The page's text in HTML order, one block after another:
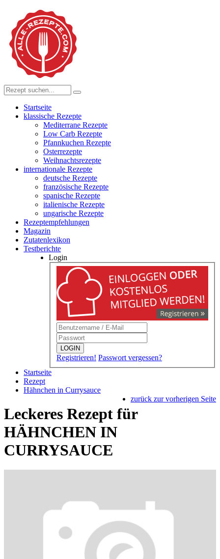
Startseite
klassische Rezepte
Mediterrane Rezepte
Low Carb Rezepte
Pfannkuchen Rezepte
Osterrezepte
Weihnachtsrezepte
internationale Rezepte
deutsche Rezepte
französische Rezepte
spanische Rezepte
italienische Rezepte
ungarische Rezepte
Rezeptempfehlungen
Magazin
Zutatenlexikon
Testberichte
Login
LOGIN
Registrieren! Passwort vergessen?
Startseite
Rezept
Hähnchen in Currysauce
zurück zur vorherigen Seite
Leckeres Rezept für
HÄHNCHEN IN
CURRYSAUCE